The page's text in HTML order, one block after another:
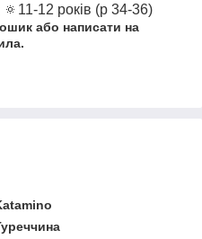
🔅11-12 років (р 34-36)
або написати на